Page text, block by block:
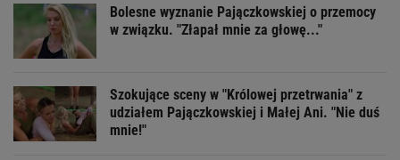
Bolesne wyznanie Pajączkowskiej o przemocy
w związku. "Złapał mnie za głowę..."
Szokujące sceny w "Królowej przetrwania" z
udziałem Pajączkowskiej i Małej Ani. "Nie duś
mnie!"